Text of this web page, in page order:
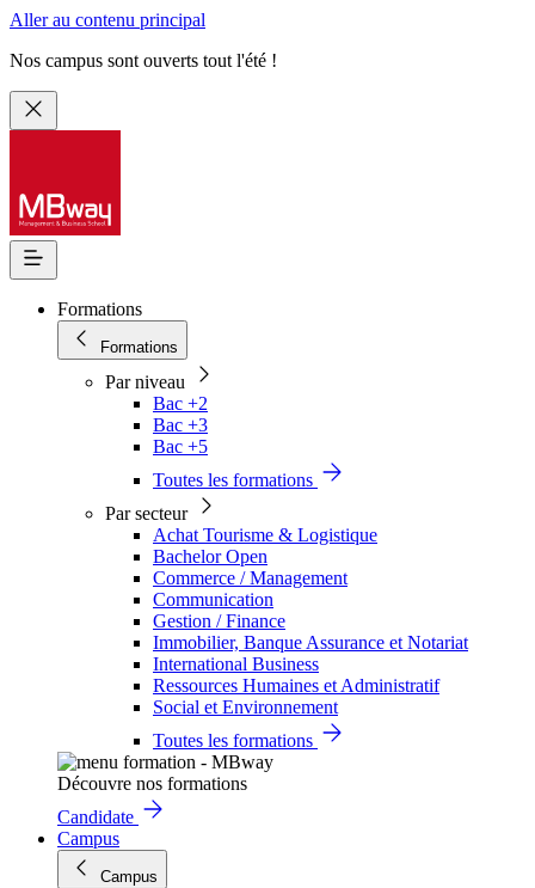
Aller au contenu principal
Nos campus sont ouverts tout l'été !
Formations
Formations
Par niveau
Bac +2
Bac +3
Bac +5
Toutes les formations
Par secteur
Achat Tourisme & Logistique
Bachelor Open
Commerce / Management
Communication
Gestion / Finance
Immobilier, Banque Assurance et Notariat
International Business
Ressources Humaines et Administratif
Social et Environnement
Toutes les formations
Découvre nos formations
Candidate
Campus
Campus